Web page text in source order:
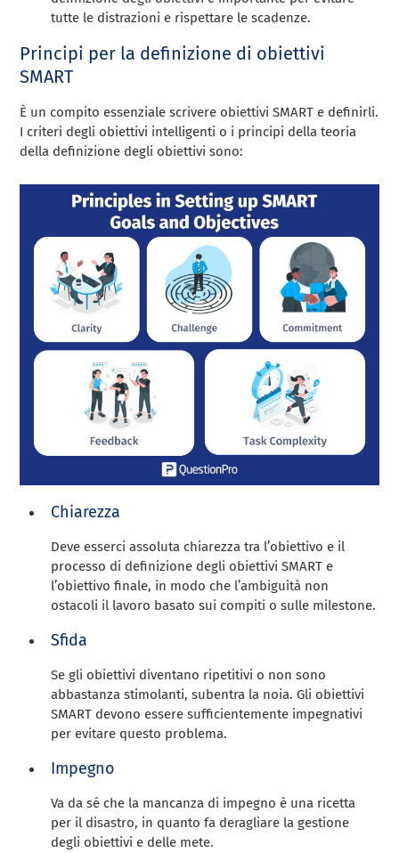
tutte le distrazioni e rispettare le scadenze.
Principi per la definizione di obiettivi
SMART
È un compito essenziale scrivere obiettivi SMART e definirli.
I criteri degli obiettivi intelligenti o i principi della teoria
della definizione degli obiettivi sono:
Chiarezza
Deve esserci assoluta chiarezza tra l’obiettivo e il
processo di definizione degli obiettivi SMART e
l’obiettivo finale, in modo che l’ambiguità non
ostacoli il lavoro basato sui compiti o sulle milestone.
Sfida
Se gli obiettivi diventano ripetitivi o non sono
abbastanza stimolanti, subentra la noia. Gli obiettivi
SMART devono essere sufficientemente impegnativi
per evitare questo problema.
Impegno
Va da sé che la mancanza di impegno è una ricetta
per il disastro, in quanto fa deragliare la gestione
degli obiettivi e delle mete.